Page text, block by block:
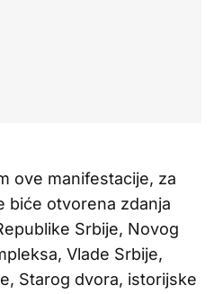
ove manifestacije, za
biće otvorena zdanja
Srbije, Novog
Vlade Srbije,
Starog dvora, istorijske